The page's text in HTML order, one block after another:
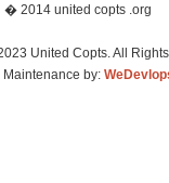
� 2014 united copts .org
United Copts. All
Maintenance by: